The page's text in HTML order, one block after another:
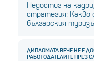
Недостиг на
стратегия: Какво
българския
ДИПЛОМАТА ВЕЧЕ НЕ Е
РАБОТОДАТЕЛИТЕ ПРЕЗ